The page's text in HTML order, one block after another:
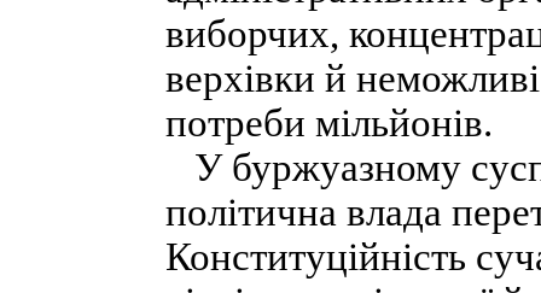
виборчих,
верхівки й
потреби мільйонів.
У буржуазному
політична влада
Конституційність